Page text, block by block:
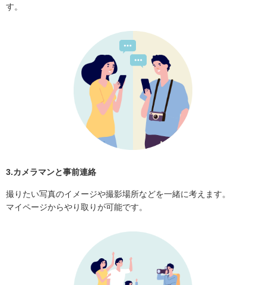
す。
3.カメラマンと事前連絡
撮りたい写真のイメージや撮影場所などを一緒に考えます。
マイページからやり取りが可能です。